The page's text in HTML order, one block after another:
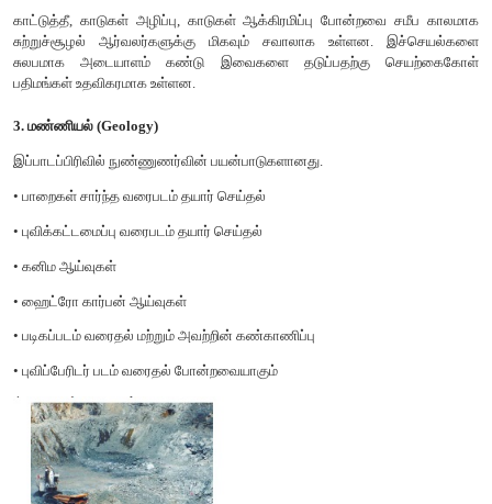
2. துருவ செயற்கைகோள் அல்லது சூரியநிலை செயற்கைகோள்
இவ்வகை செயற்கைகோள்கள் ஒரு துருவத்திலிருந்து மற்றொரு
வருகின்றன. புவிச்சுழலாமல் இருந்தால் கூட இவற்றின் கிழக்கு -
மாறாமல் இருக்கும். புவியிலிருந்து பார்த்தால் இவை மேற்கு
தோன்றும். இவ்வகை நகர்வு புவியின் அடுத்த பரப்பை
மூலம் புவிப்பரப்பு முழுவதும் இவற்றால் உரித்திரிபு (Scan)
அனைத்து புவிவள செயற்கைகோள்களும் இவ்வகையைச்
LANDSAT, SPOT, IRS, NOAA, SEASAT,